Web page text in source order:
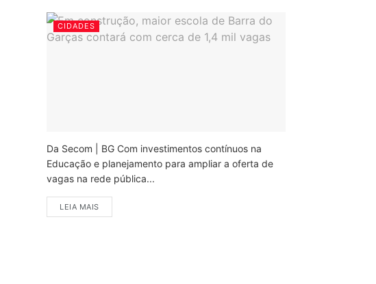
CIDADES
Da Secom | BG Com investimentos contínuos na
Educação e planejamento para ampliar a oferta de
vagas na rede pública...
LEIA MAIS